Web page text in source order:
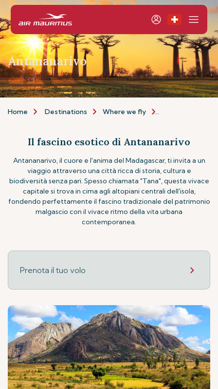
Antananarivo
Home Destinations Where we fly
Il fascino esotico di Antananarivo
Antananarivo, il cuore e l'anima del Madagascar, ti invita a un
viaggio attraverso una città ricca di storia, cultura e
biodiversità senza pari. Spesso chiamata "Tana", questa vivace
capitale si trova in cima agli altopiani centrali dell'isola,
fondendo perfettamente il fascino tradizionale del patrimonio
malgascio con il vivace ritmo della vita urbana
contemporanea.
Prenota il tuo volo